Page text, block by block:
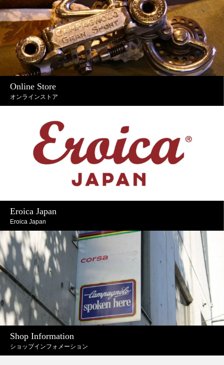
Online Store
オンラインストア
Eroica Japan
Eroica Japan
Shop Information
ショップインフォメーション